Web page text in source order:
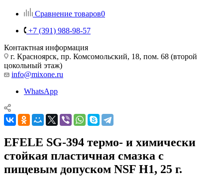
Сравнение товаров0
+7 (391) 988-98-57
Контактная информация
г. Красноярск, пр. Комсомольский, 18, пом. 68 (второй
цокольный этаж)
info@mixone.ru
WhatsApp
EFELE SG-394 термо- и химически
стойкая пластичная смазка с
пищевым допуском NSF H1, 25 г.